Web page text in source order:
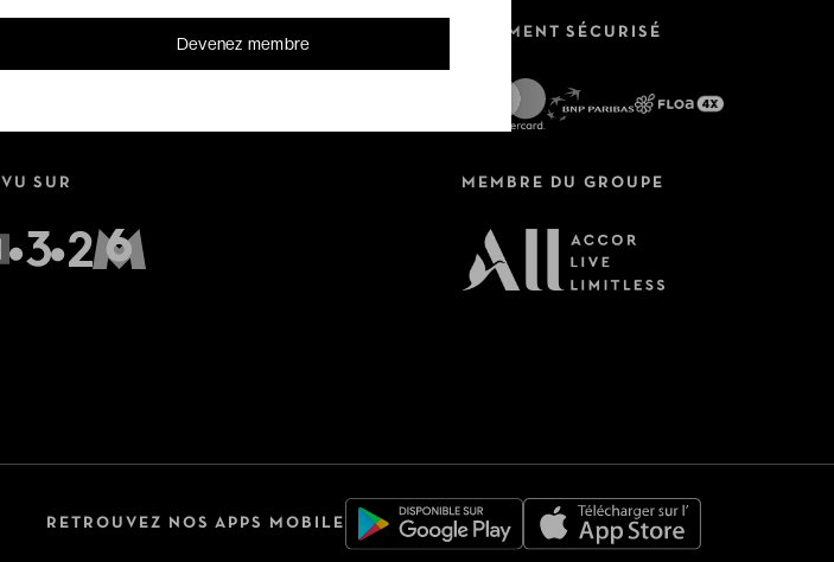
PAIEMENT SÉCURISÉ
VU SUR MEMBRE DU GROUPE
RETROUVEZ NOS APPS MOBILE
Devenez membre